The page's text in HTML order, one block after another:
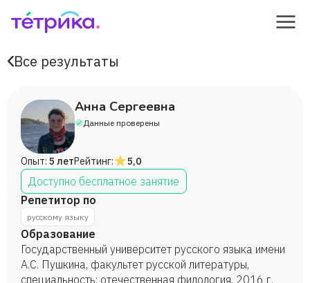
Все результаты
Анна Сергеевна
Данные проверены
Опыт: 5 летРейтинг: 5,0
Доступно бесплатное занятие
Репетитор по
русскому языку
Образование
Государственный университет русского языка имени
А.С. Пушкина, факультет русской литературы,
специальность: отечественная филология, 2016 г.